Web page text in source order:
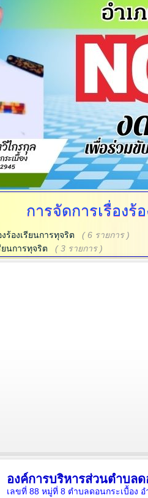
การจัดการเรื่อง
ร้องเรียนการทุจริต
( 6 รายการ )
ยนการทุจริต
( 3 รายการ )
องค์การบริหารส่วนตำบลด
เลขที่ 88 หมู่ที่ 8 ตำบลดอนกระเบื้อง